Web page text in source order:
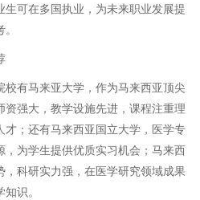
生可在多国执业，为未来职业发展提
有马来亚大学，作为马来西亚顶尖
强大，教学设施先进，课程注重理
才；还有马来西亚国立大学，医学专
为学生提供优质实习机会；马来西
，科研实力强，在医学研究领域成果
识。